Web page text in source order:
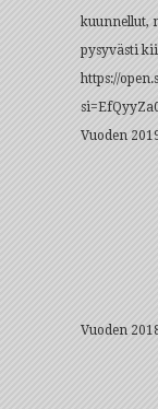
kuunnellut,
pysyvästi
https://
Vuoden
Vuoden